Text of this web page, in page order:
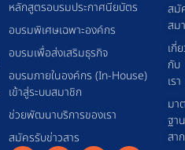
สมั
สม
เกี่
กับ
เรา
มา
ฐาน
สา
หลักสูตรอบรมประกาศนียบัตร
อบรมพิเศษเฉพาะองค์กร
อบรมเพื่อส่งเสริมธุรกิจ
อบรมภายในองค์กร (In-House)
เข้าสู่ระบบสมาชิก
ช่วยพัฒนาบริการของเรา
สมัครรับข่าวสาร